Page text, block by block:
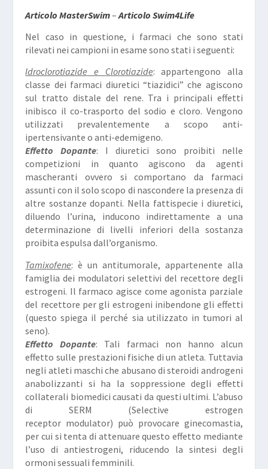
Articolo MasterSwim–Articolo Swim4Life
Nel caso in questione, i farmaci che sono stati
rilevati nei campioni in esame sono stati i seguenti:
Idroclorotiazide e Clorotiazide: appartengono alla
classe dei farmaci diuretici “tiazidici” che agiscono
sul tratto distale del rene. Tra i principali effetti
inibisco il co-trasporto del sodio e cloro. Vengono
utilizzati prevalentemente a scopo anti-
ipertensivante o anti-edemigeno.
Effetto Dopante: I diuretici sono proibiti nelle
competizioni in quanto agiscono da agenti
mascheranti ovvero si comportano da farmaci
assunti con il solo scopo di nascondere la presenza di
altre sostanze dopanti. Nella fattispecie i diuretici,
diluendo l’urina, inducono indirettamente a una
determinazione di livelli inferiori della sostanza
proibita espulsa dall’organismo.
Tamixofene: è un antitumorale, appartenente alla
famiglia dei modulatori selettivi del recettore degli
estrogeni. Il farmaco agisce come agonista parziale
del recettore per gli estrogeni inibendone gli effetti
(questo spiega il perché sia utilizzato in tumori al
seno).
Effetto Dopante: Tali farmaci non hanno alcun
effetto sulle prestazioni fisiche di un atleta. Tuttavia
negli atleti maschi che abusano di steroidi androgeni
anabolizzanti si ha la soppressione degli effetti
collaterali biomedici causati da questi ultimi. L’abuso
di SERM (Selective estrogen
receptor modulator) può provocare ginecomastia,
per cui si tenta di attenuare questo effetto mediante
l’uso di antiestrogeni, riducendo la sintesi degli
ormoni sessuali femminili.